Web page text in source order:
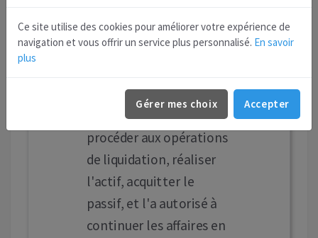
liquidation, avec les
pouvoirs les plus
déterminés par la loi et
les statuts pour
procéder aux opérations
de liquidation, réaliser
l'actif, acquitter le
passif, et l'a autorisé à
continuer les affaires en
Ce site utilise des cookies pour améliorer votre expérience de
navigation et vous offrir un service plus personnalisé. En savoir
plus
Gérer mes choix Accepter